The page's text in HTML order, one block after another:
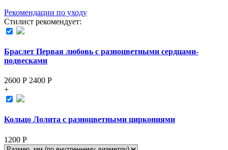
Рекомендации по уходу
Стилист рекомендует:
Браслет Первая любовь с разноцветными сердцами-
подвесками
2600 Р 2400 Р
+
Кольцо Лолита с разноцветными циркониями
1200 Р